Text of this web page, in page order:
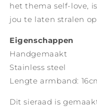
het thema self-love,
jou te laten stralen
Eigenschappen
Handgemaakt
Stainless steel
Lengte armband:
Dit sieraad is